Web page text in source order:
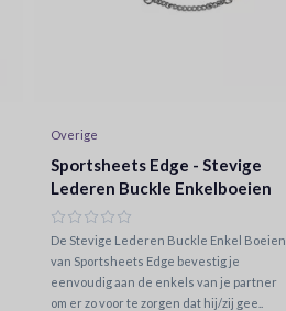
Overige
Sportsheets Edge - Stevige
Lederen Buckle Enkelboeien
De Stevige Lederen Buckle Enkel Boeien
van Sportsheets Edge bevestig je
eenvoudig aan de enkels van je partner
om er zo voor te zorgen dat hij/zij gee..